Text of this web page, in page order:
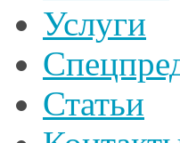
Услуги
Статьи